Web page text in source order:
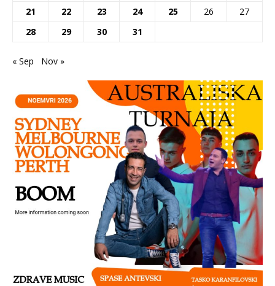
21
22 23 24 25 26
27
28
29 30 31
« Sep Nov »